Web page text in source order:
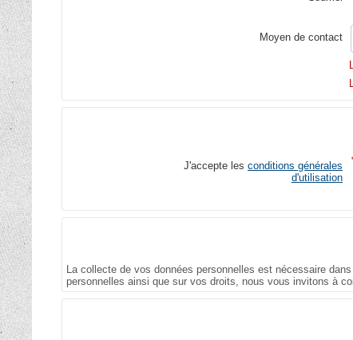
Moyen de contact
J'accepte les conditions générales
d'utilisation
La collecte de vos données personnelles est nécessaire
personnelles ainsi que sur vos droits, nous vous invitons à